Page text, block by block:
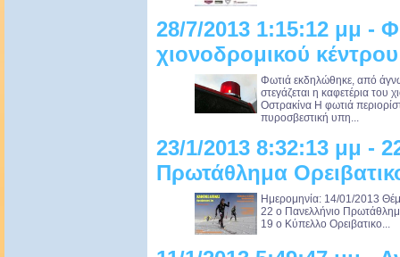
28/7/2013 1:15:12 μμ -
χιονοδρομικού
Φωτιά εκδηλώθηκε, από
στεγάζεται η καφετέρια του
Οστρακίνα Η φωτιά
πυροσβεστική υπη...
23/1/2013 8:32:13 μμ -
Πρωτάθλημα
Ημερομηνία: 14/01/2013
22 ο Πανελλήνιο
19 ο Κύπελλο Ορειβατικο...